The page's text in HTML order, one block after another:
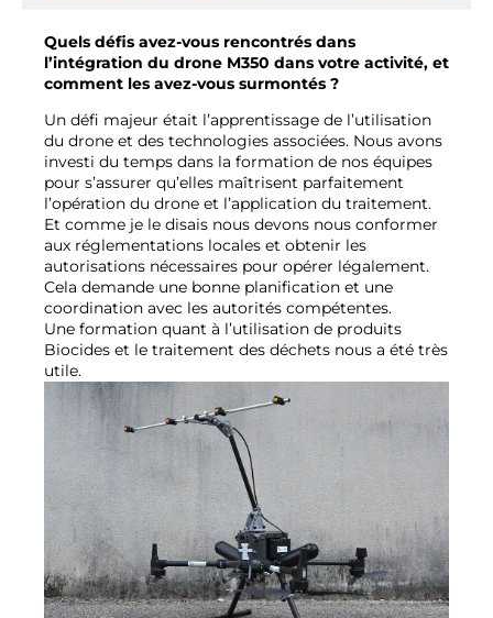
Quels défis avez-vous rencontrés dans
l’intégration du drone M350 dans votre activité, et
comment les avez-vous surmontés ?
Un défi majeur était l’apprentissage de l’utilisation
du drone et des technologies associées. Nous avons
investi du temps dans la formation de nos équipes
pour s’assurer qu’elles maîtrisent parfaitement
l’opération du drone et l’application du traitement.
Et comme je le disais nous devons nous conformer
aux réglementations locales et obtenir les
autorisations nécessaires pour opérer légalement.
Cela demande une bonne planification et une
coordination avec les autorités compétentes.
Une formation quant à l’utilisation de produits
Biocides et le traitement des déchets nous a été très
utile.